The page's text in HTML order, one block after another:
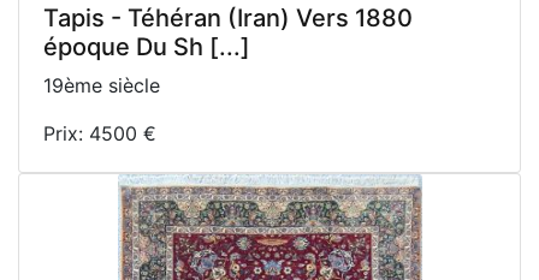
Tapis - Téhéran (Iran) Vers 1880
époque Du Sh [...]
19ème siècle
Prix: 4500 €